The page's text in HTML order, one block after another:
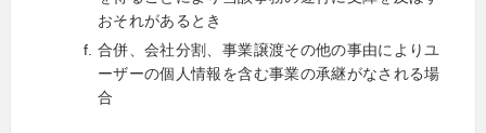
おそれがあるとき
合併、会社分割、事業譲渡その他の事由によりユ
ーザーの個人情報を含む事業の承継がなされる場
合